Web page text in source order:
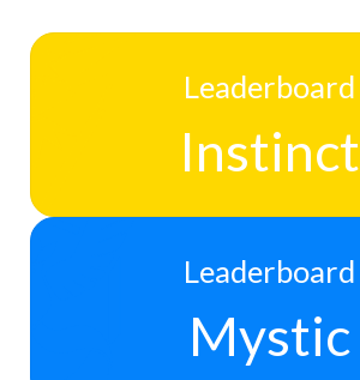
Leaderboard
Instinct
Leaderboard
Mystic